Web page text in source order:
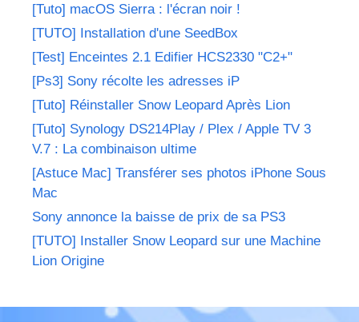
[Tuto] macOS Sierra : l'écran noir !
[TUTO] Installation d'une SeedBox
[Test] Enceintes 2.1 Edifier HCS2330 "C2+"
[Ps3] Sony récolte les adresses iP
[Tuto] Réinstaller Snow Leopard Après Lion
[Tuto] Synology DS214Play / Plex / Apple TV 3
V.7 : La combinaison ultime
[Astuce Mac] Transférer ses photos iPhone Sous
Mac
Sony annonce la baisse de prix de sa PS3
[TUTO] Installer Snow Leopard sur une Machine
Lion Origine